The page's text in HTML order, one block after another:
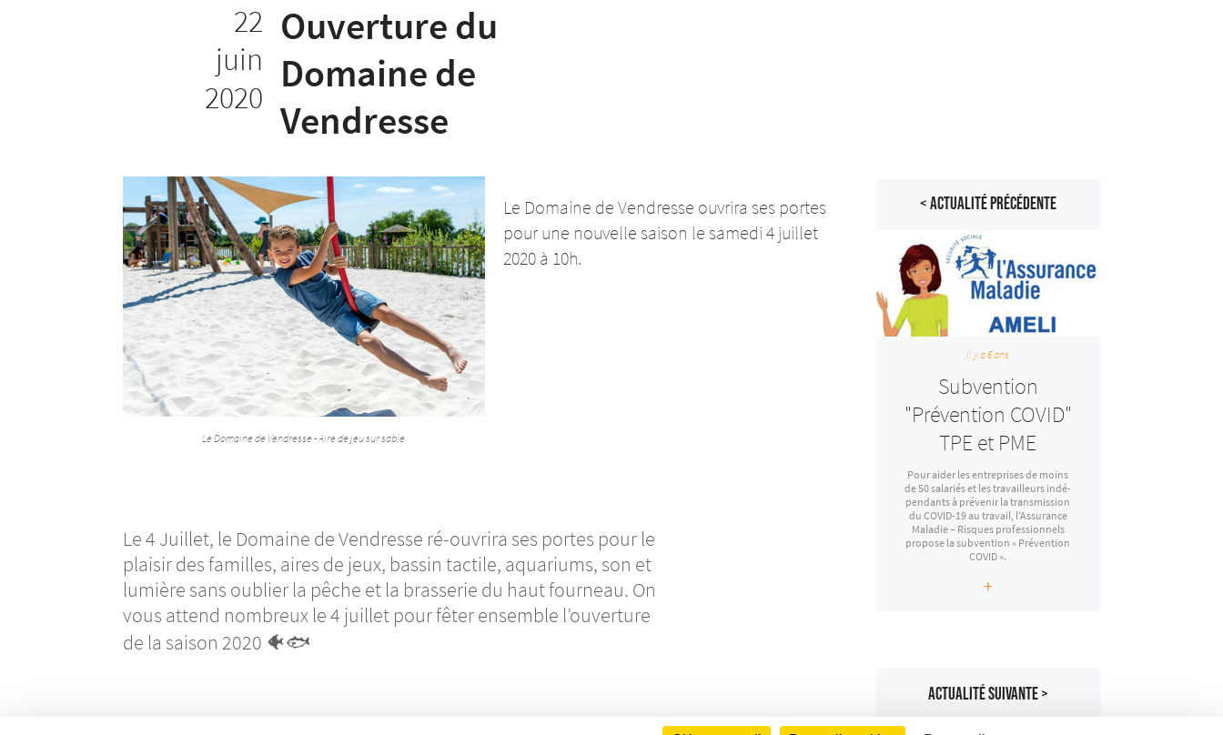
22
juin
2020
Ouverture du
Domaine de
Vendresse
Le Domaine de Vendresse - Aire de jeu sur sable
Le Domaine de Vendresse ouvrira ses portes
pour une nouvelle saison le samedi 4 juillet
2020 à 10h.
Le 4 Juillet, le Domaine de Vendresse ré-ouvrira ses portes pour le
plai­­­­­­­­­­­­sir des familles, aires de jeux, bassin tactile, aqua­­­­­­­­­­­­riums, son et
lumière sans oublier la pêche et la bras­­­­­­­­­­­­se­­­­­­­­­­­­rie du haut four­­­­­­­­­­­­neau. On
vous attend nombreux le 4 juillet pour fêter ensemble l’ou­­­­­­­­­­­ver­­­­­­­­­­­­ture
de la saison 2020 🐠🐟
< ACTUALITÉ PRÉCÉDENTE
Il y a 6 ans
Subvention
"Prévention COVID"
TPE et PME
Pour aider les entre­­­­­prises de moins
de 50 sala­­­­­riés et les travailleurs indé­­­­­
pen­­­­­dants à préve­­­­­nir la trans­­­­­mis­­­­­sion
du COVID-19 au travail, l’As­­­­­su­­­­­rance
Mala­­­­­die – Risques profes­­­­­sion­­­­­nels
propose la subven­­­­­tion « Préven­­­­­tion
COVID ».
+
ACTUALITÉ SUIVANTE >